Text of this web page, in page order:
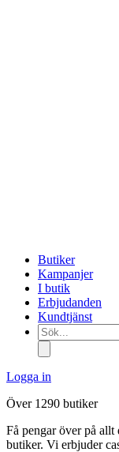
Butiker
Kampanjer
I butik
Erbjudanden
Kundtjänst
Sök...
Logga in
Över 1290 butiker
Få pengar över på allt
butiker. Vi erbjuder